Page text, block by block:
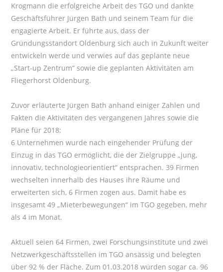
Krogmann die erfolgreiche Arbeit des TGO und dankte
Geschäftsführer Jürgen Bath und seinem Team für die
engagierte Arbeit. Er führte aus, dass der
Gründungsstandort Oldenburg sich auch in Zukunft weiter
entwickeln werde und verwies auf das geplante neue
„Start-up Zentrum“ sowie die geplanten Aktivitäten am
Fliegerhorst Oldenburg.
Zuvor erläuterte Jürgen Bath anhand einiger Zahlen und
Fakten die Aktivitäten des vergangenen Jahres sowie die
Pläne für 2018:
6 Unternehmen wurde nach eingehender Prüfung der
Einzug in das TGO ermöglicht, die der Zielgruppe „jung,
innovativ, technologieorientiert“ entsprachen. 39 Firmen
wechselten innerhalb des Hauses ihre Räume und
erweiterten sich, 6 Firmen zogen aus. Damit habe es
insgesamt 49 „Mieterbewegungen“ im TGO gegeben, mehr
als 4 im Monat.
Aktuell seien 64 Firmen, zwei Forschungsinstitute und zwei
Netzwerkgeschäftsstellen im TGO ansässig und belegten
über 92 % der Fläche. Zum 01.03.2018 würden sogar ca. 96